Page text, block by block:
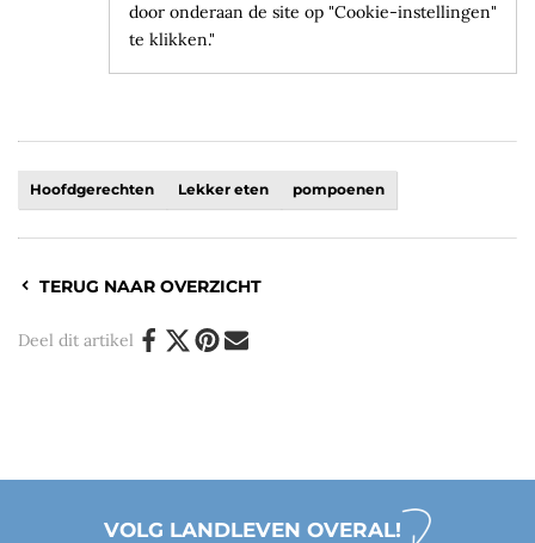
door onderaan de site op "Cookie-instellingen"
te klikken."
Hoofdgerechten Lekker eten pompoenen
TERUG NAAR OVERZICHT
Deel dit artikel
VOLG LANDLEVEN OVERAL!